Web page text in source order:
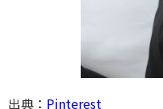
出典： Pinterest